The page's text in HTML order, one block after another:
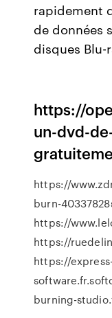
rapidement
de données
disques Blu-
https://
un-dvd-
https://
burn-
https://
https://
https://
burning-